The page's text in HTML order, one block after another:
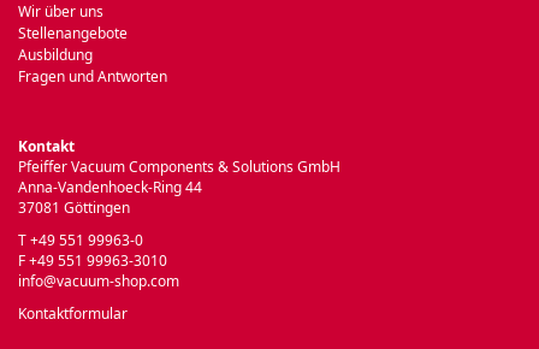
Wir über uns
Stellenangebote
Ausbildung
Fragen und Antworten
Kontakt
Pfeiffer Vacuum Components & Solutions GmbH
Anna-Vandenhoeck-Ring 44
37081 Göttingen
T +49 551 99963-0
F +49 551 99963-3010
info@vacuum-shop.com
Kontaktformular